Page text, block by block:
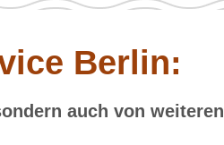
Berlin:
auch von weiteren